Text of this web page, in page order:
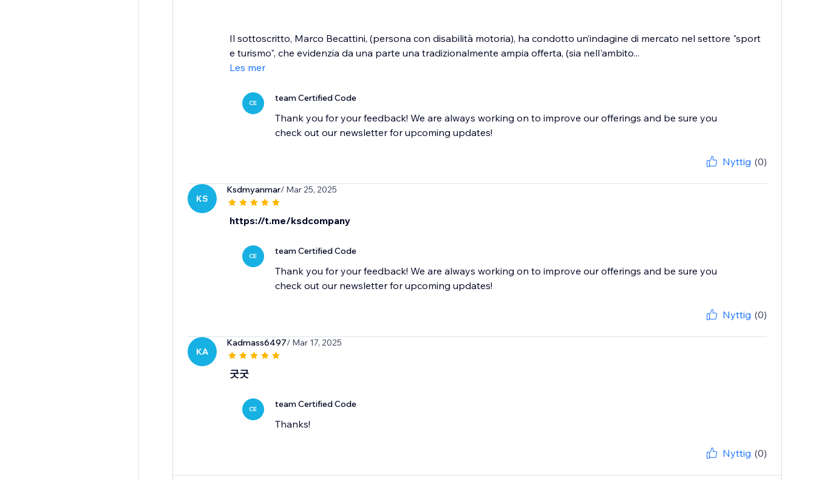
Il sottoscritto, Marco Becattini, (persona con disabilità motoria), ha condotto un’indagine di mercato nel settore "sport
e turismo", che evidenzia da una parte una tradizionalmente ampia offerta, (sia nell'ambito...
Les mer
CE team Certified Code
Thank you for your feedback! We are always working on to improve our offerings and be sure you
check out our newsletter for upcoming updates!
Nyttig (0)
KS
Ksdmyanmar/ Mar 25, 2025
https://t.me/ksdcompany
CE team Certified Code
Thank you for your feedback! We are always working on to improve our offerings and be sure you
check out our newsletter for upcoming updates!
Nyttig (0)
KA
Kadmass6497/ Mar 17, 2025
굿굿
CE team Certified Code
Thanks!
Nyttig (0)